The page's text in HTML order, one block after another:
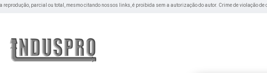
reprodução, parcial ou total, mesmo citando nossos links, é proibida sem a autorização do autor. Crime de violação